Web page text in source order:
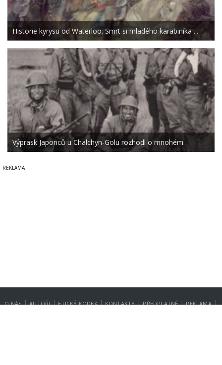
Historie kyrysu od Waterloo. Smrt si mladého karabiníka ...
Výprask Japonců u Chalchyn-Golu rozhodl o mnohém
O NÁS | AUTOŘI | ETICKÝ KODEX | KONTAKTY | PŘEDPLATNÉ | REKLAMA |